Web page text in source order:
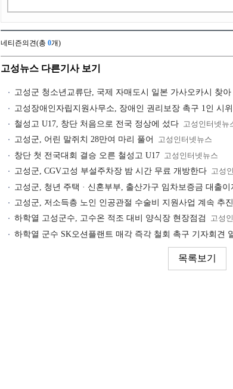
네티즌의견(총 0개)
고성뉴스 다른기사 보기
고성군 청소년교류단, 국제 자매도시 일본 가사오카시 찾아
고성장애인자립지원사무소, 장애인 권리보장 촉구 1인 시
철성고 U17, 창단 처음으로 전국 정상에 섰다 고성인터넷뉴
고성군, 어린 말쥐치 28만여 마리 풀어
고성인터넷뉴스
창단 첫 전국대회 결승 오른 철성고 U17 고성인터넷뉴스
고성군, CGV고성 부설주차장 밤 시간 무료 개방한다 고성
고성군, 청년 주택 · 신혼부부, 출산가구 임차보증금 대출이
고성군, 저소득층 노인 인공관절 수술비 지원사업 계속 추진
하학열 고성군수, 고수온 적조 대비 양식장 현장점검
고성
하학열 군수 SK오션플랜트 매각 즉각 철회 촉구 기자회견